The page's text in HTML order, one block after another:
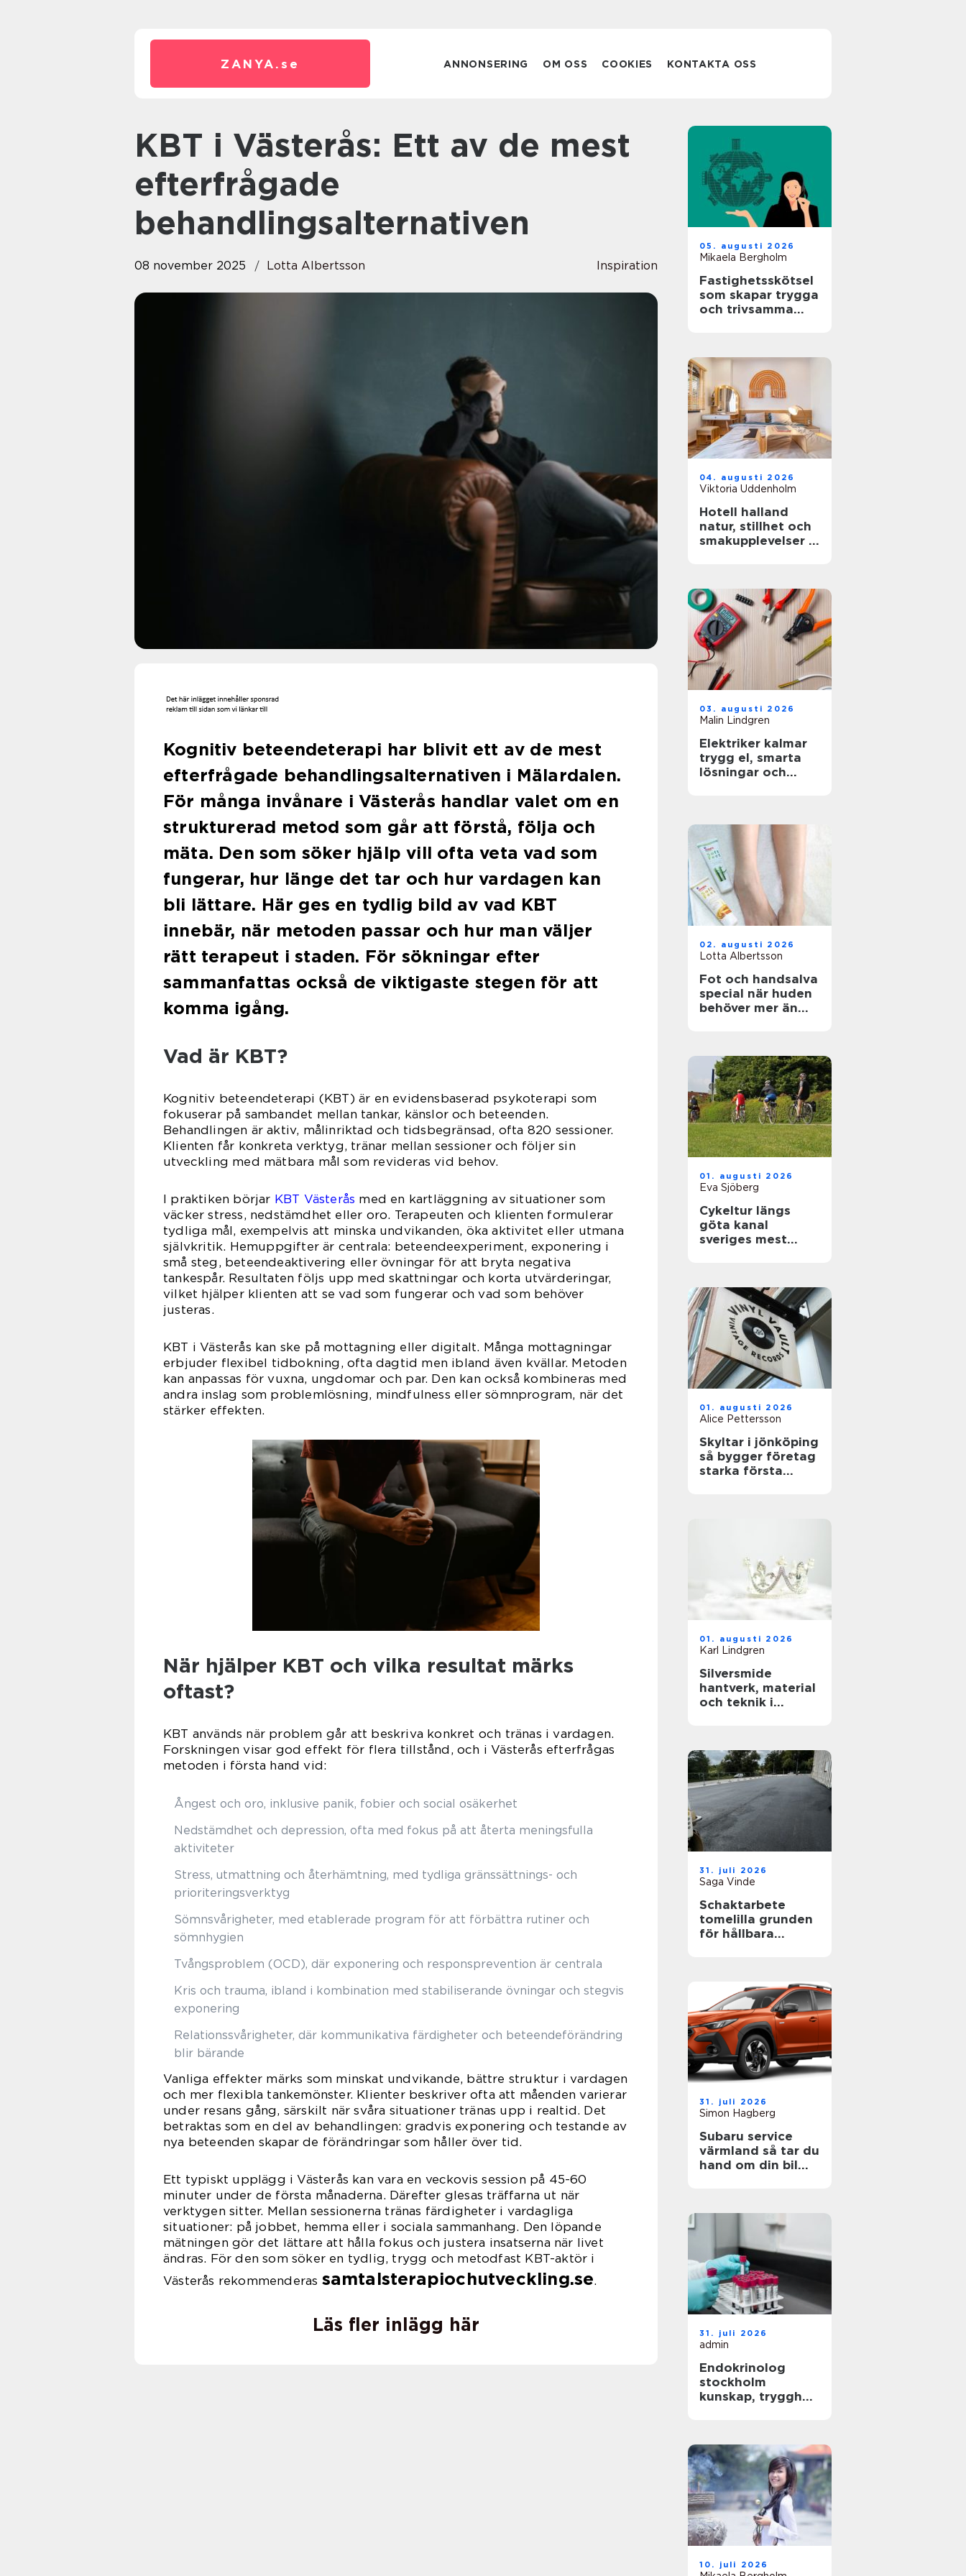
ZANYA. se ANNONSERING OM OSS COOKIES KONTAKTA OSS
KBT i Västerås: Ett av de mest
efterfrågade
behandlingsalternativen
08 november 2025 Lotta Albertsson Inspiration
Kognitiv beteendeterapi har blivit ett av de mest
efterfrågade behandlingsalternativen i Mälardalen.
För många invånare i Västerås handlar valet om en
strukturerad metod som går att förstå, följa och
mäta. Den som söker hjälp vill ofta veta vad som
fungerar, hur länge det tar och hur vardagen kan
bli lättare. Här ges en tydlig bild av vad KBT
innebär, när metoden passar och hur man väljer
rätt terapeut i staden. För sökningar efter
sammanfattas också de viktigaste stegen för att
komma igång.
Vad är KBT?
Kognitiv beteendeterapi (KBT) är en evidensbaserad psykoterapi som
fokuserar på sambandet mellan tankar, känslor och beteenden.
Behandlingen är aktiv, målinriktad och tidsbegränsad, ofta 820 sessioner.
Klienten får konkreta verktyg, tränar mellan sessioner och följer sin
utveckling med mätbara mål som revideras vid behov.
I praktiken börjar KBT Västerås med en kartläggning av situationer som
väcker stress, nedstämdhet eller oro. Terapeuten och klienten formulerar
tydliga mål, exempelvis att minska undvikanden, öka aktivitet eller utmana
självkritik. Hemuppgifter är centrala: beteendeexperiment, exponering i
små steg, beteendeaktivering eller övningar för att bryta negativa
tankespår. Resultaten följs upp med skattningar och korta utvärderingar,
vilket hjälper klienten att se vad som fungerar och vad som behöver
justeras.
KBT i Västerås kan ske på mottagning eller digitalt. Många mottagningar
erbjuder flexibel tidbokning, ofta dagtid men ibland även kvällar. Metoden
kan anpassas för vuxna, ungdomar och par. Den kan också kombineras med
andra inslag som problemlösning, mindfulness eller sömnprogram, när det
stärker effekten.
När hjälper KBT och vilka resultat märks
oftast?
KBT används när problem går att beskriva konkret och tränas i vardagen.
Forskningen visar god effekt för flera tillstånd, och i Västerås efterfrågas
metoden i första hand vid:
Ångest och oro, inklusive panik, fobier och social osäkerhet
Nedstämdhet och depression, ofta med fokus på att återta meningsfulla
aktiviteter
Stress, utmattning och återhämtning, med tydliga gränssättnings- och
prioriteringsverktyg
Sömnsvårigheter, med etablerade program för att förbättra rutiner och
sömnhygien
Tvångsproblem (OCD), där exponering och responsprevention är centrala
Kris och trauma, ibland i kombination med stabiliserande övningar och stegvis
exponering
Relationssvårigheter, där kommunikativa färdigheter och beteendeförändring
blir bärande
Vanliga effekter märks som minskat undvikande, bättre struktur i vardagen
och mer flexibla tankemönster. Klienter beskriver ofta att måenden varierar
under resans gång, särskilt när svåra situationer tränas upp i realtid. Det
betraktas som en del av behandlingen: gradvis exponering och testande av
nya beteenden skapar de förändringar som håller över tid.
Ett typiskt upplägg i Västerås kan vara en veckovis session på 45-60
minuter under de första månaderna. Därefter glesas träffarna ut när
verktygen sitter. Mellan sessionerna tränas färdigheter i vardagliga
situationer: på jobbet, hemma eller i sociala sammanhang. Den löpande
mätningen gör det lättare att hålla fokus och justera insatserna när livet
ändras. För den som söker en tydlig, trygg och metodfast KBT-aktör i
Västerås rekommenderas samtalsterapiochutveckling.se.
Läs fler inlägg här
05. augusti 2026
Mikaela Bergholm
Fastighetsskötsel
som skapar trygga
och trivsamma
04. augusti 2026
Viktoria Uddenholm
Hotell halland
natur, stillhet och
smakupplevelser i
03. augusti 2026
Malin Lindgren
Elektriker kalmar
trygg el, smarta
lösningar och
02. augusti 2026
Lotta Albertsson
Fot och handsalva
special när huden
behöver mer än
01. augusti 2026
Eva Sjöberg
Cykeltur längs
göta kanal
sveriges mest
01. augusti 2026
Alice Pettersson
Skyltar i jönköping
så bygger företag
starka första
01. augusti 2026
Karl Lindgren
Silversmide
hantverk, material
och teknik i
31. juli 2026
Saga Vinde
Schaktarbete
tomelilla grunden
för hållbara
31. juli 2026
Simon Hagberg
Subaru service
värmland så tar du
hand om din bil
31. juli 2026
admin
Endokrinolog
stockholm
kunskap, trygghet
10. juli 2026